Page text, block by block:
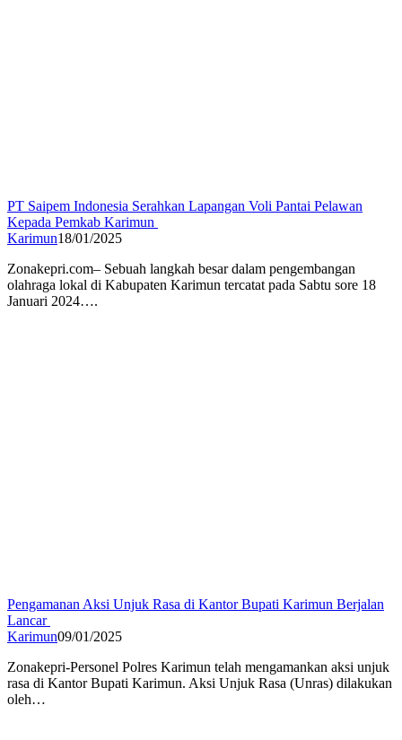
PT Saipem Indonesia Serahkan Lapangan Voli Pantai Pelawan
Kepada Pemkab Karimun
Karimun18/01/2025
Zonakepri.com– Sebuah langkah besar dalam pengembangan
olahraga lokal di Kabupaten Karimun tercatat pada Sabtu sore 18
Januari 2024….
Pengamanan Aksi Unjuk Rasa di Kantor Bupati Karimun Berjalan
Lancar
Karimun09/01/2025
Zonakepri-Personel Polres Karimun telah mengamankan aksi unjuk
rasa di Kantor Bupati Karimun. Aksi Unjuk Rasa (Unras) dilakukan
oleh…